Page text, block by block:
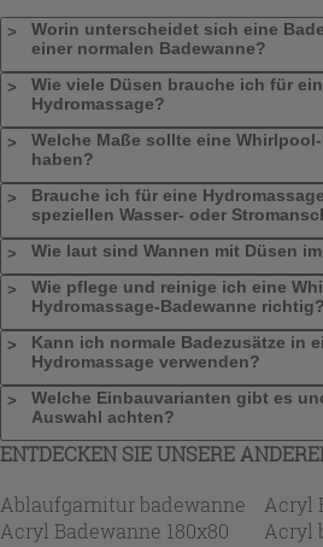
Worin unterscheidet sich eine
einer normalen Badewanne?
Wie viele Düsen brauche ich für
Hydromassage?
Welche Maße sollte eine
haben?
Brauche ich für eine
speziellen Wasser- oder
Wie laut sind Wannen mit Düsen
Wie pflege und reinige ich eine
Hydromassage-Badewanne richtig?
Kann ich normale Badezusätze in
Hydromassage verwenden?
Welche Einbauvarianten gibt es
Auswahl achten?
ENTDECKEN SIE UNSERE
Ablaufgarnitur badewanne
Acryl
Acryl Badewanne 180x80
Acryl